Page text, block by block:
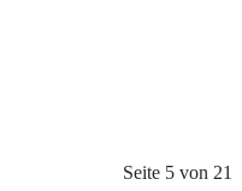
Seite 5 von 21